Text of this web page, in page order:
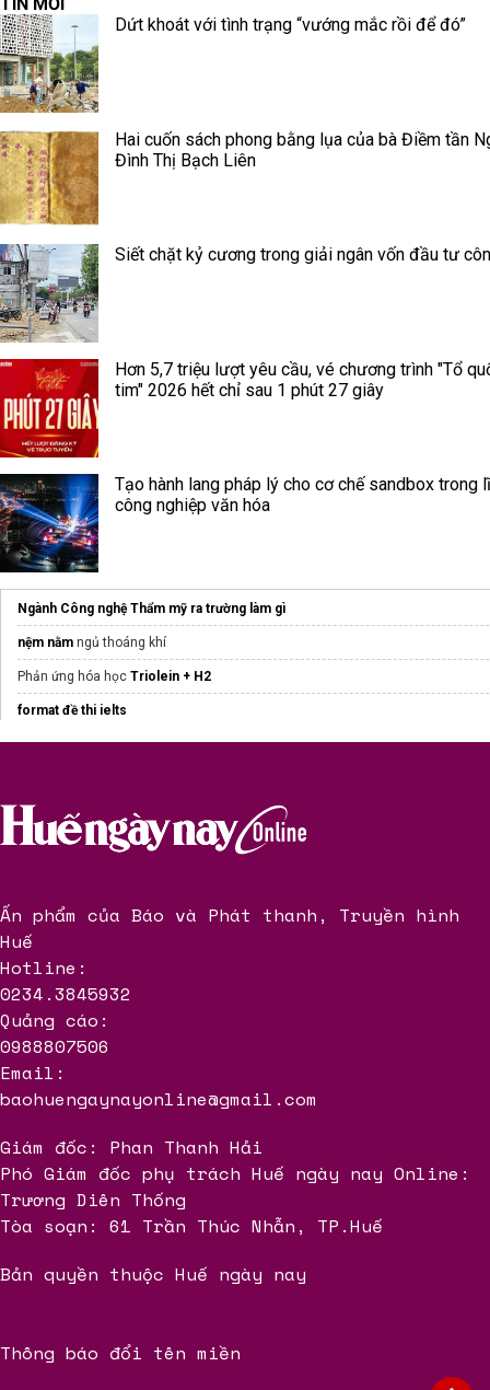
Dứt khoát với tình trạng “vướng mắc rồi để đó”
Hai cuốn sách phong bằng lụa của bà Điềm tần
Đình Thị Bạch Liên
Siết chặt kỷ cương trong giải ngân vốn đầu tư
Hơn 5,7 triệu lượt yêu cầu, vé chương trình "Tổ
tim" 2026 hết chỉ sau 1 phút 27 giây
Tạo hành lang pháp lý cho cơ chế sandbox trong
công nghiệp văn hóa
Ngành Công nghệ Thẩm mỹ ra trường làm gì
nệm nằm ngủ thoáng khí
Phản ứng hóa học Triolein + H2
format đề thi ielts
Prephọc tiếng anh giao tiếpcho người đi làm
Academy Stars Second Edition
Máy massageHomedics
Ấn phẩm của Báo và Phát thanh, Truyền hình
Huế
Hotline:
0234.3845932
Quảng cáo:
0988807506
Email:
baohuengaynayonline@gmail.com
Giám đốc: Phan Thanh Hải
Phó Giám đốc phụ trách Huế ngày nay Online:
Trương Diên Thống
Tòa soạn: 61 Trần Thúc Nhẫn, TP.Huế
Bản quyền thuộc Huế ngày nay
Thông báo đổi tên miền